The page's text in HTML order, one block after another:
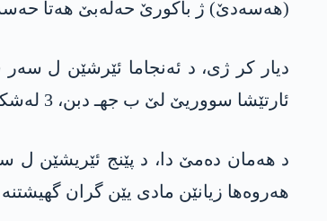
(هه‌سه‌دێ) ژ باکورێ حه‌له‌بێ هەتا
دیار کر ژی، د ئەنجاما ئێرشێن ل سەر
ئارتێشا سووریێ لێ ب جهـ دبن، 3 لەشکەرێن ئارتێشا سووریێ هاتن کوشتن و چەند لەشکەرێن دن بریندار بوون.
هەروه‌ها زیانێن مادی یێن گران